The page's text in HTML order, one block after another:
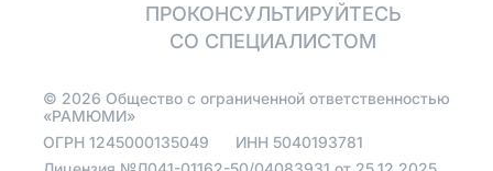
зубов на 4 имплантах
Поставить коронку
Эстетические
реставрации
ПРОКОНСУЛЬТИРУЙТЕСЬ
СО СПЕЦИАЛИСТОМ
© 2026 Общество с ограниченной ответственностью
«РАМЮМИ»
ОГРН 1245000135049 ИНН 5040193781